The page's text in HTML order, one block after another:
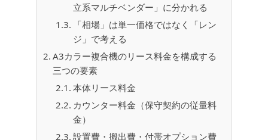
立系マルチベンダー」に分かれる
「相場」は単一価格ではなく「レン
ジ」で考える
A3カラー複合機のリース料金を構成する
三つの要素
本体リース料金
カウンター料金（保守契約の従量料
金）
設置費・搬出費・付帯オプション費